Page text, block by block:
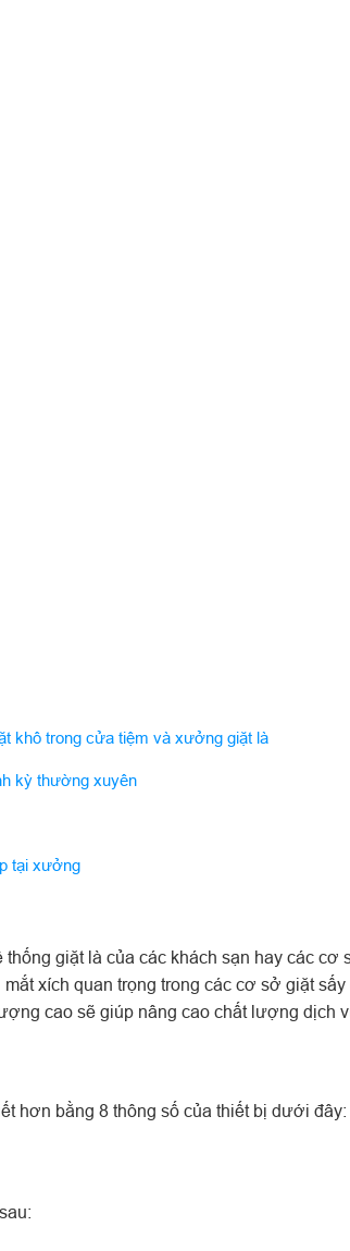
khô trong cửa tiệm và xưởng giặt là
kỳ thường xuyên
tại xưởng
giặt là của các khách sạn hay các cơ
xích quan trọng trong các cơ sở giặt sấy
cao sẽ giúp nâng cao chất lượng dịch
hơn bằng 8 thông số của thiết bị dưới đây: